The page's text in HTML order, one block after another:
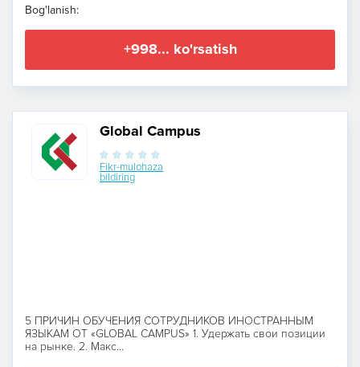
Bog'lanish:
+998... ko'rsatish
Global Campus
Fikr-mulohaza
bildiring
5 ПРИЧИН ОБУЧЕНИЯ СОТРУДНИКОВ ИНОСТРАННЫМ
ЯЗЫКАМ ОТ «GLOBAL CAMPUS» 1. Удержать свои позиции
на рынке. 2. Макс...